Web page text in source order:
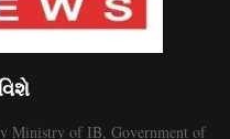
Ministry of IB, Government of